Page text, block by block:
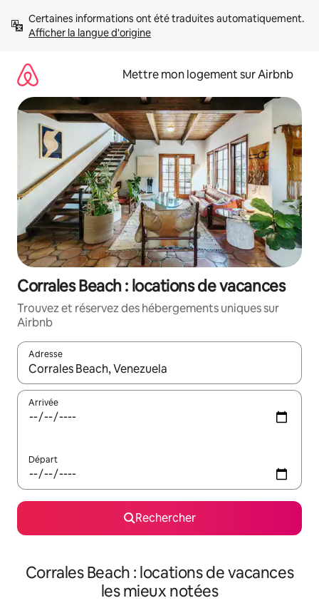
directement
Afficher la langue d'origine
Mettre mon logement sur Airbnb
Corrales Beach : locations de vacances
Trouvez et réservez des hébergements uniques sur
Airbnb
Adresse
Lorsque les résultats s'affichent, utilisez les flèches vers le
Arrivée
Départ
Rechercher
Corrales Beach : locations de vacances
les mieux notées